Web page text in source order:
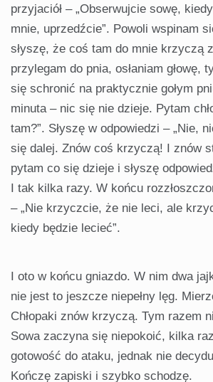
przyjaciół – „Obserwujcie sowę,
mnie, uprzedźcie”. Powoli wspinam
słyszę, że coś tam do mnie krzyczą
przyle­gam do pnia, osłaniam głowę,
się schronić na praktycznie gołym
minuta – nic się nie dzieje. Pytam
tam?”. Słyszę w odpowie­dzi – „Nie,
się dalej. Znów coś krzyczą! I znów
pytam co się dzieje i słyszę
I tak kilka razy. W końcu
– „Nie krzyczcie, że nie leci, ale
kiedy będzie lecieć”.
I oto w końcu gniazdo. W nim dwa
nie jest to jeszcze niepełny lęg.
Chłopaki znów krzyczą. Tym razem
Sowa zaczyna się niepokoić, kilka
gotowość do ataku, jednak nie
Kończę zapiski i szybko schodzę.